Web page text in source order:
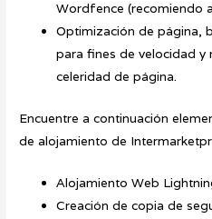
Wordfence (recomiendo
Optimización de página,
para fines de velocidad y
celeridad de página.
Encuentre a continuación
de alojamiento de
Alojamiento Web
Creación de copia de